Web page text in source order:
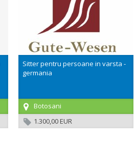
Sitter pentru persoane in varsta -
germania
Botosani
1.300,00 EUR